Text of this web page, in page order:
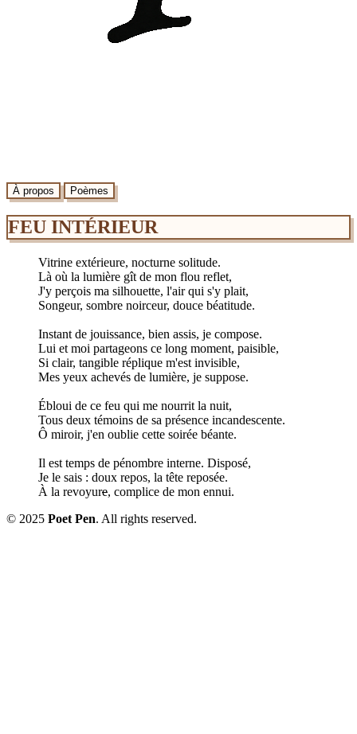
À propos Poèmes
FEU INTÉRIEUR
Vitrine extérieure, nocturne solitude.
Là où la lumière gît de mon flou reflet,
J'y perçois ma silhouette, l'air qui s'y plait,
Songeur, sombre noirceur, douce béatitude.
Instant de jouissance, bien assis, je compose.
Lui et moi partageons ce long moment, paisible,
Si clair, tangible réplique m'est invisible,
Mes yeux achevés de lumière, je suppose.
Ébloui de ce feu qui me nourrit la nuit,
Tous deux témoins de sa présence incandescente.
Ô miroir, j'en oublie cette soirée béante.
Il est temps de pénombre interne. Disposé,
Je le sais : doux repos, la tête reposée.
À la revoyure, complice de mon ennui.
© 2025 Poet Pen. All rights reserved.